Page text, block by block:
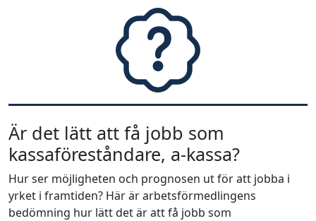
Är det lätt att få jobb som
kassaföreståndare, a-kassa?
Hur ser möjligheten och prognosen ut för att jobba i
yrket i framtiden? Här är arbetsförmedlingens
bedömning hur lätt det är att få jobb som